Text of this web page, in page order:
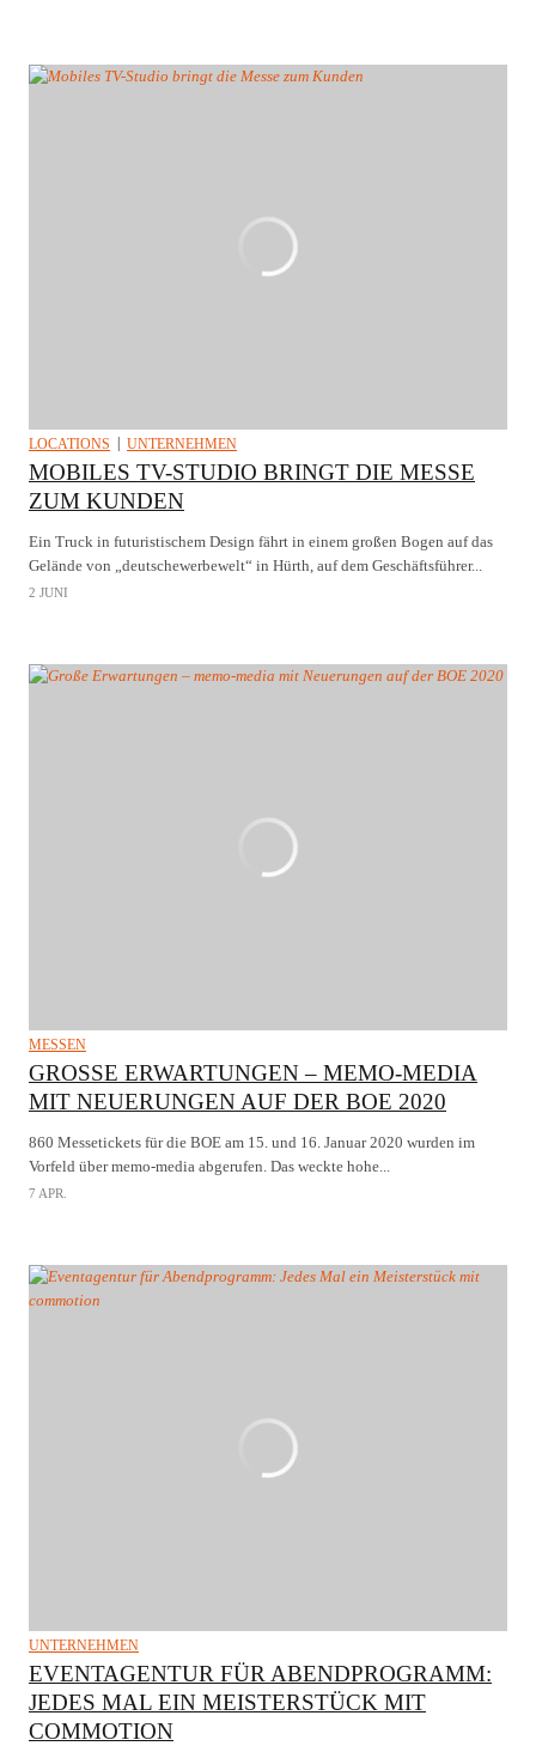
LOCATIONS UNTERNEHMEN
MOBILES TV-STUDIO BRINGT DIE MESSE
ZUM KUNDEN
Ein Truck in futuristischem Design fährt in einem großen Bogen auf das
Gelände von „deutschewerbewelt“ in Hürth, auf dem Geschäftsführer...
2 JUNI
MESSEN
GROSSE ERWARTUNGEN – MEMO-MEDIA M
IT NEUERUNGEN AUF DER BOE 2020
860 Messetickets für die BOE am 15. und 16. Januar 2020 wurden im
Vorfeld über memo-media abgerufen. Das weckte hohe...
7 APR.
UNTERNEHMEN
EVENTAGENTUR FÜR ABENDPROGRAMM:
JEDES MAL EIN MEISTERSTÜCK MIT
COMMOTION